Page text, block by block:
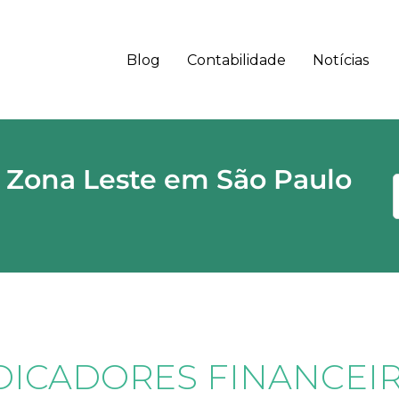
Blog Contabilidade Notícias
Leste em São Paulo